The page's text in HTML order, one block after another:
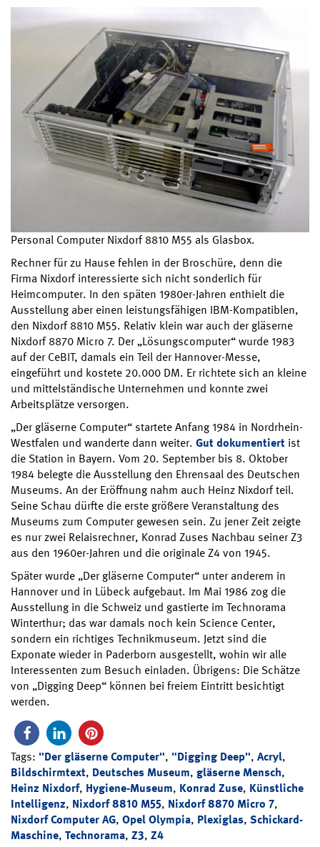
Personal Computer Nixdorf 8810 M55 als Glasbox.
Rechner für zu Hause fehlen in der Broschüre, denn die
Firma Nixdorf interessierte sich nicht sonderlich für
Heimcomputer. In den späten 1980er-Jahren enthielt die
Ausstellung aber einen leistungsfähigen IBM-Kompatiblen,
den Nixdorf 8810 M55. Relativ klein war auch der gläserne
Nixdorf 8870 Micro 7. Der „Lösungscomputer“ wurde 1983
auf der CeBIT, damals ein Teil der Hannover-Messe,
eingeführt und kostete 20.000 DM. Er richtete sich an kleine
und mittelständische Unternehmen und konnte zwei
Arbeitsplätze versorgen.
„Der gläserne Computer“ startete Anfang 1984 in Nordrhein-
Westfalen und wanderte dann weiter. Gut dokumentiert ist
die Station in Bayern. Vom 20. September bis 8. Oktober
1984 belegte die Ausstellung den Ehrensaal des Deutschen
Museums. An der Eröffnung nahm auch Heinz Nixdorf teil.
Seine Schau dürfte die erste größere Veranstaltung des
Museums zum Computer gewesen sein. Zu jener Zeit zeigte
es nur zwei Relaisrechner, Konrad Zuses Nachbau seiner Z3
aus den 1960er-Jahren und die originale Z4 von 1945.
Später wurde „Der gläserne Computer“ unter anderem in
Hannover und in Lübeck aufgebaut. Im Mai 1986 zog die
Ausstellung in die Schweiz und gastierte im Technorama
Winterthur; das war damals noch kein Science Center,
sondern ein richtiges Technikmuseum. Jetzt sind die
Exponate wieder in Paderborn ausgestellt, wohin wir alle
Interessenten zum Besuch einladen. Übrigens: Die Schätze
von „Digging Deep“ können bei freiem Eintritt besichtigt
werden.
Tags: "Der gläserne Computer", "Digging Deep", Acryl,
Bildschirmtext, Deutsches Museum, gläserne Mensch,
Heinz Nixdorf, Hygiene-Museum, Konrad Zuse, Künstliche
Intelligenz, Nixdorf 8810 M55, Nixdorf 8870 Micro 7,
Nixdorf Computer AG, Opel Olympia, Plexiglas, Schickard-
Maschine, Technorama, Z3, Z4